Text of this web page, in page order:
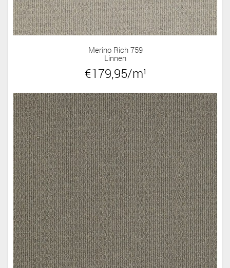
Merino Rich 759
Linnen
€179,95/m¹